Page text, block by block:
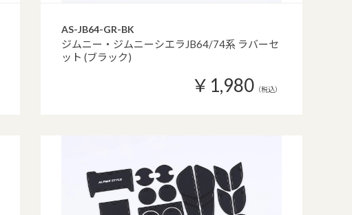
AS-JB64-GR-BK
ジムニー・ジムニーシエラJB64/74系 ラバーセ
ット (ブラック)
￥1,980 （税込）